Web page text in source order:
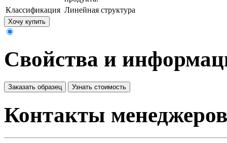
Классификация Линейная структура
Хочу купить
Свойства и
Заказать образец Узнать стоимость
Контакты менеджеров